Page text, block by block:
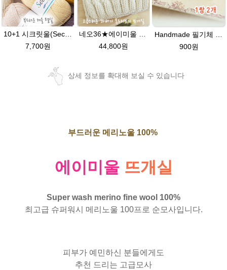
7,700원
44,800원
900원
상세 정보를 확대해 보실 수 있습니다
부드러운 메리노울 100%
에이미울 뜨개실
Super wash merino fine wool 100%
최고급 슈퍼워시 메리노울 100프로 순모사입니다.
피부가 예민하신 분들에게도
추천 드리는 고급모사